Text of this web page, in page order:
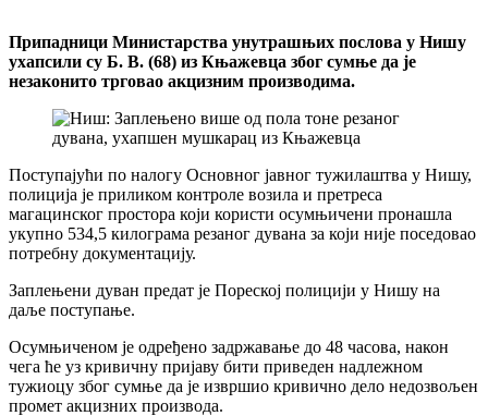
Припадници Министарства унутрашњих послова у Нишу
ухапсили су Б. В. (68) из Књажевца због сумње да је
незаконито трговао акцизним производима.
Поступајући по налогу Основног јавног тужилаштва у Нишу,
полиција је приликом контроле возила и претреса
магацинског простора који користи осумњичени пронашла
укупно 534,5 килограма резаног дувана за који није поседовао
потребну документацију.
Заплењени дуван предат је Пореској полицији у Нишу на
даље поступање.
Осумњиченом је одређено задржавање до 48 часова, након
чега ће уз кривичну пријаву бити приведен надлежном
тужиоцу због сумње да је извршио кривично дело недозвољен
промет акцизних производа.